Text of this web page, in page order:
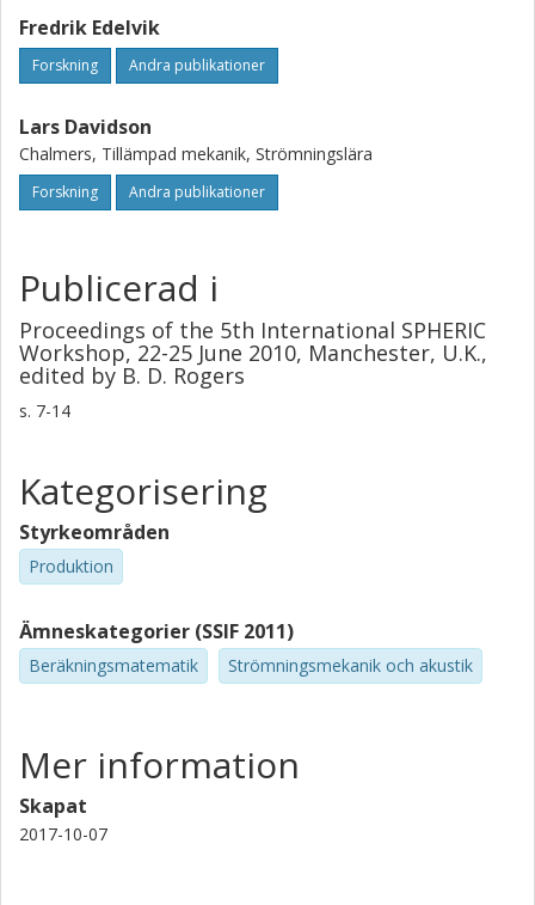
Fredrik Edelvik
Forskning Andra publikationer
Lars Davidson
Chalmers, Tillämpad mekanik, Strömningslära
Forskning Andra publikationer
Publicerad i
Proceedings of the 5th International SPHERIC
Workshop, 22-25 June 2010, Manchester, U.K.,
edited by B. D. Rogers
s. 7-14
Kategorisering
Styrkeområden
Produktion
Ämneskategorier (SSIF 2011)
Beräkningsmatematik Strömningsmekanik och akustik
Mer information
Skapat
2017-10-07